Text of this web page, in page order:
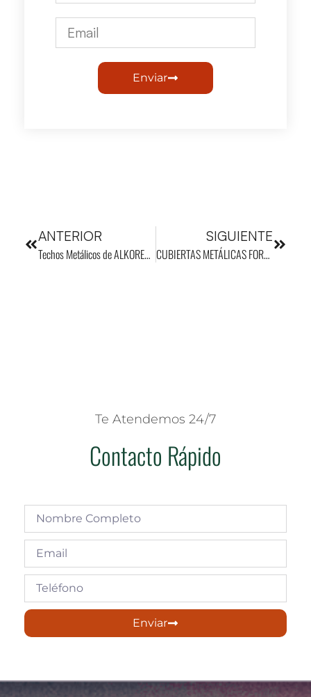
Enviar
ANTERIOR
Techos Metálicos de ALKOREX colaboran con UIC
SIGUIENTE
CUBIERTAS METÁLICAS FORO CONTRACT TENERIFE 2023
Te Atendemos 24/7
Contacto Rápido
Enviar